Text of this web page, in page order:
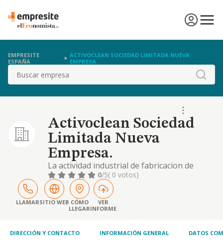
EMPRESITE
ESPAÑA
ACTIVOCLEAN SOCIEDAD LIMITADA NUEVA
EMPRESA.
Buscar
Activoclean Sociedad
Limitada Nueva
Empresa.
La actividad industrial de fabricacion de
jabones y articulos de limpieza y
abrillantamiento.
0/5( 0 votos)
LLAMARSITIO WEB CÓMO
LLEGAR
VER
INFORME
DIRECCIÓN Y CONTACTO INFORMACIÓN GENERAL DATOS